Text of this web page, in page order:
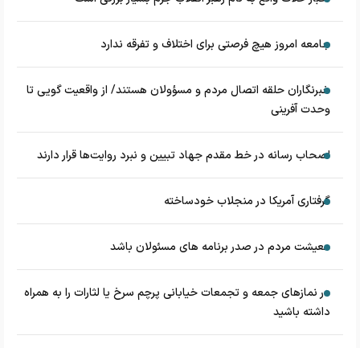
جامعه امروز هیچ فرصتی برای اختلاف و تفرقه ندارد
خبرنگاران حلقه اتصال مردم و مسؤولان هستند/ از واقعیت گویی تا
وحدت آفرینی
اصحاب رسانه در خط مقدم جهاد تبیین و نبرد روایت‌ها قرار دارند
گرفتاری آمریکا در منجلاب خودساخته
معیشت مردم در صدر برنامه های مسئولان باشد
در نماز‌های جمعه و تجمعات خیابانی پرچم سرخ یا لثارات را به همراه
داشته باشید